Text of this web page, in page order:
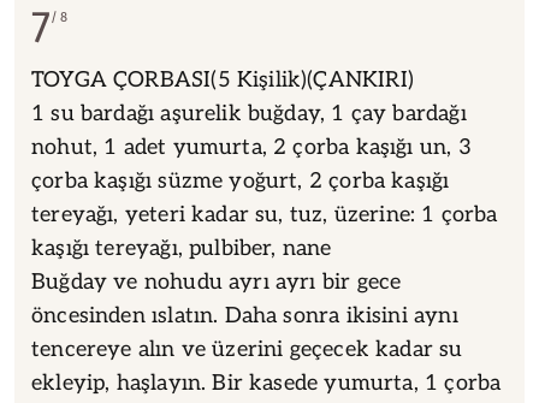
7 8
TOYGA ÇORBASI(5 Kişilik)(ÇANKIRI)
1 su bardağı aşurelik buğday, 1 çay bardağı
nohut, 1 adet yumurta, 2 çorba kaşığı un, 3
çorba kaşığı süzme yoğurt, 2 çorba kaşığı
tereyağı, yeteri kadar su, tuz, üzerine: 1 çorba
kaşığı tereyağı, pulbiber, nane
Buğday ve nohudu ayrı ayrı bir gece
öncesinden ıslatın. Daha sonra ikisini aynı
tencereye alın ve üzerini geçecek kadar su
ekleyip, haşlayın. Bir kasede yumurta, 1 çorba